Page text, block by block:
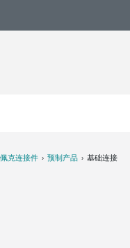
克连接件 预制产品 基础连接